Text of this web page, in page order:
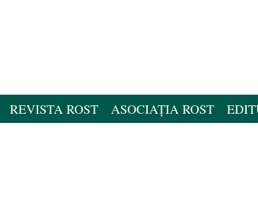
REVISTA ROST ASOCIAȚIA ROST